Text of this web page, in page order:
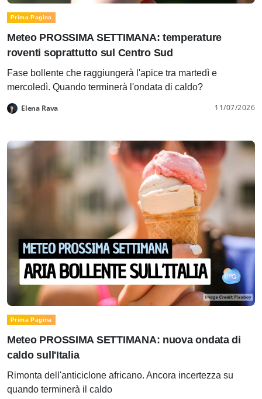
Prima Pagina
Meteo PROSSIMA SETTIMANA: temperature
roventi soprattutto sul Centro Sud
Fase bollente che raggiungerà l'apice tra martedì e
mercoledì. Quando terminerà l'ondata di caldo?
Elena Rava 11/07/2026
Prima Pagina
Meteo PROSSIMA SETTIMANA: nuova ondata di
caldo sull'Italia
Rimonta dell'anticiclone africano. Ancora incertezza su
quando terminerà il caldo